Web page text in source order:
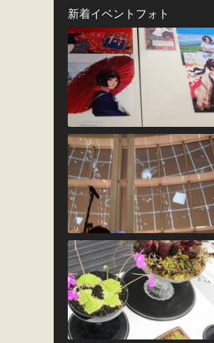
新着イベントフォト